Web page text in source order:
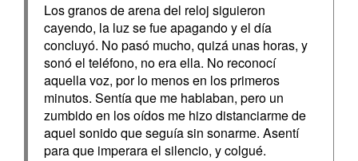
Los granos de arena del reloj siguieron
cayendo, la luz se fue apagando y el día
concluyó. No pasó mucho, quizá unas horas, y
sonó el teléfono, no era ella. No reconocí
aquella voz, por lo menos en los primeros
minutos. Sentía que me hablaban, pero un
zumbido en los oídos me hizo distanciarme de
aquel sonido que seguía sin sonarme. Asentí
para que imperara el silencio, y colgué.